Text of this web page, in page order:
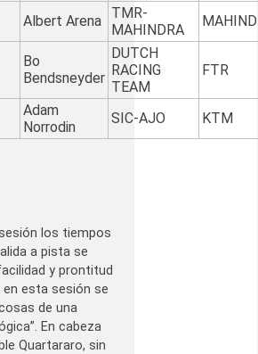
Albert Arena
TMR-
MAHINDRA
Bo
Bendsneyder
DUTCH
RACING
TEAM
FTR
Adam
Norrodin
SIC-AJO KTM
los tiempos
a pista se
y prontitud
en esta sesión se
de una
En cabeza
Quartararo, sin